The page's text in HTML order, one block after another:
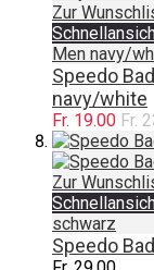
Zur
Men navy/
Speedo
navy/white
Fr. 19.00 Fr.
Zur
schwarz
Speedo